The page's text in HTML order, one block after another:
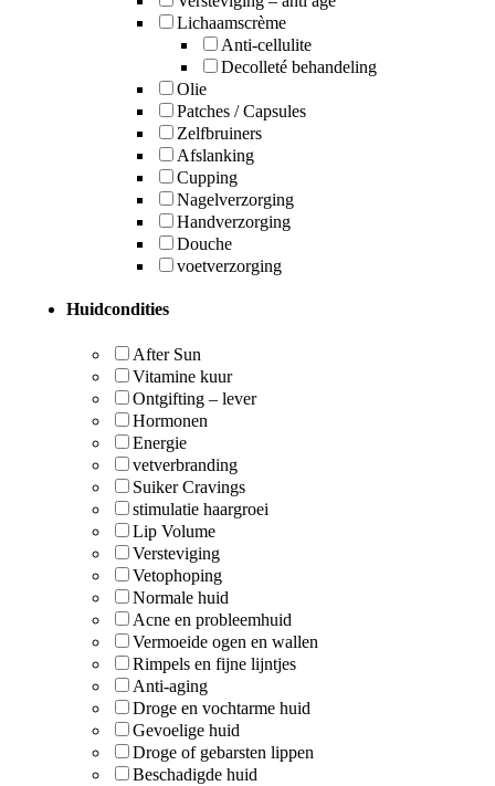
Lichaamscrème
Anti-cellulite
Decolleté behandeling
Olie
Patches / Capsules
Zelfbruiners
Afslanking
Cupping
Nagelverzorging
Handverzorging
Douche
voetverzorging
Huidcondities
After Sun
Vitamine kuur
Ontgifting – lever
Hormonen
Energie
vetverbranding
Suiker Cravings
stimulatie haargroei
Lip Volume
Versteviging
Vetophoping
Normale huid
Acne en probleemhuid
Vermoeide ogen en wallen
Rimpels en fijne lijntjes
Anti-aging
Droge en vochtarme huid
Gevoelige huid
Droge of gebarsten lippen
Beschadigde huid